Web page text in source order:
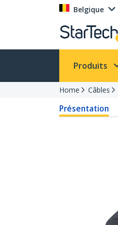
Belgique
Produits
Home Câbles
Présentation